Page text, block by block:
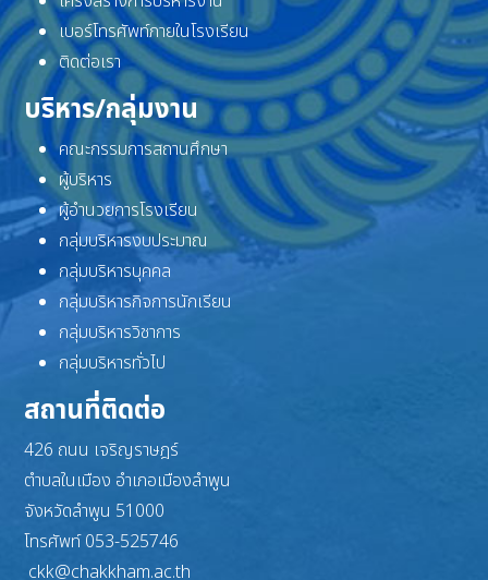
เบอร์โทรศัพท์ภายในโรงเรียน
ติดต่อเรา
บริหาร/กลุ่มงาน
คณะกรรมการสถานศึกษา
ผู้บริหาร
ผู้อำนวยการโรงเรียน
กลุ่มบริหารงบประมาณ
กลุ่มบริหารบุคคล
กลุ่มบริหารกิจการนักเรียน
กลุ่มบริหารวิชาการ
กลุ่มบริหารทั่วไป
สถานที่ติดต่อ
426 ถนน เจริญราษฎร์
ตำบลในเมือง อำเภอเมืองลำพูน
จังหวัดลำพูน 51000
โทรศัพท์ 053-525746
ckk@chakkham.ac.th